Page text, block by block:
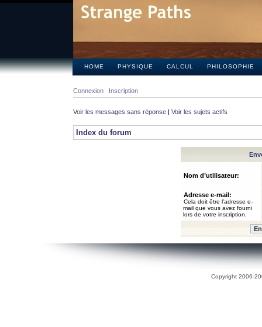
HOME PHYSIQUE CALCUL PHILOSOPHIE
Connexion Inscription
Voir les messages sans réponse | Voir les sujets actifs
Index du forum
Nom d’utilisateur:
Adresse e-mail:
Cela doit être l’adresse e-
mail que vous avez fourni
lors de votre inscription.
Copyright 2006-